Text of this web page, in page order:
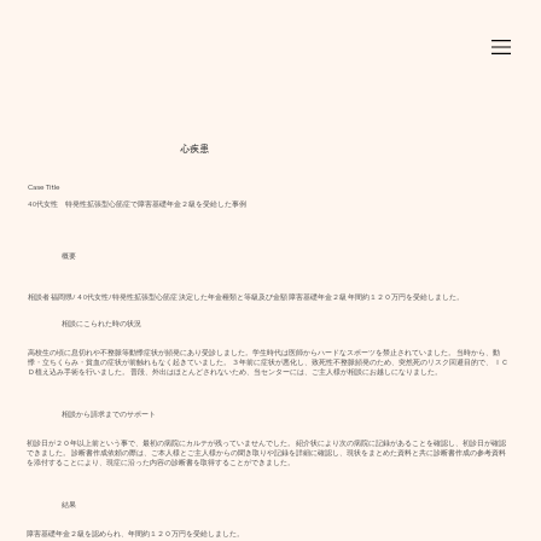
心疾患
Case Title
40代女性 特発性拡張型心筋症で障害基礎年金２級を受給した事例
概要
相談者 福岡県/４0代女性/特発性拡張型心筋症 決定した年金種類と等級及び金額 障害基礎年金２級 年間約１２０万円を受給しました。
相談にこられた時の状況
高校生の頃に息切れや不整脈等動悸症状が頻発にあり受診しました。学生時代は医師からハードなスポーツを禁止されていました。 当時から、動
悸・立ちくらみ・貧血の症状が前触れもなく起きていました。 ３年前に症状が悪化し、致死性不整脈頻発のため、突然死のリスク回避目的で、 ＩＣ
Ｄ植え込み手術を行いました。 普段、外出はほとんどされないため、当センターには、ご主人様が相談にお越しになりました。
相談から請求までのサポート
初診日が２０年以上前という事で、最初の病院にカルテが残っていませんでした。 紹介状により次の病院に記録があることを確認し、初診日が確認
できました。 診断書作成依頼の際は、ご本人様とご主人様からの聞き取りや記録を詳細に確認し、現状をまとめた資料と共に診断書作成の参考資料
を添付することにより、現症に沿った内容の診断書を取得することができました。
結果
障害基礎年金２級を認められ、年間約１２０万円を受給しました。